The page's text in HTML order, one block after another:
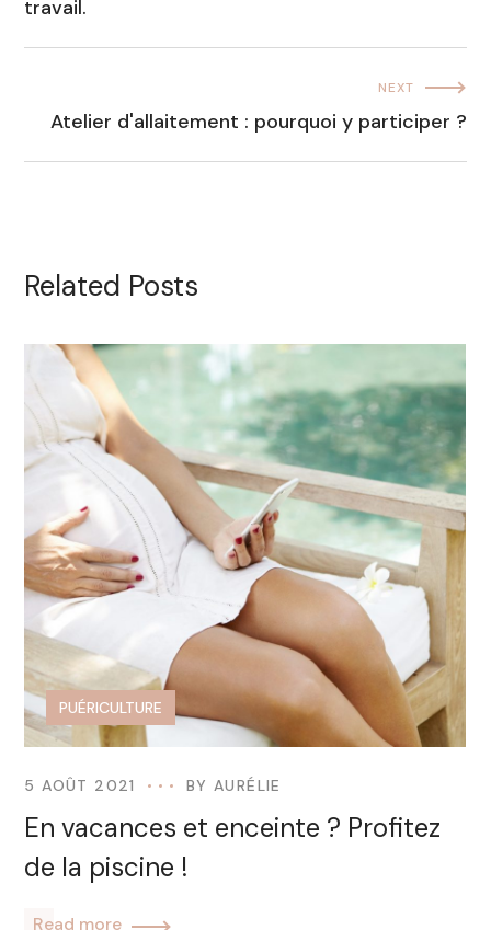
travail.
NEXT
Atelier d'allaitement : pourquoi y participer ?
Related Posts
PUÉRICULTURE
5 AOÛT 2021 BYAURÉLIE
En vacances et enceinte ? Profitez
de la piscine !
Read more